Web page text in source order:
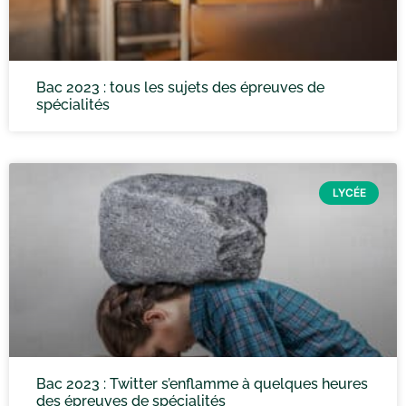
Bac 2023 : tous les sujets des épreuves de
spécialités
LYCÉE
Bac 2023 : Twitter s’enflamme à quelques heures
des épreuves de spécialités